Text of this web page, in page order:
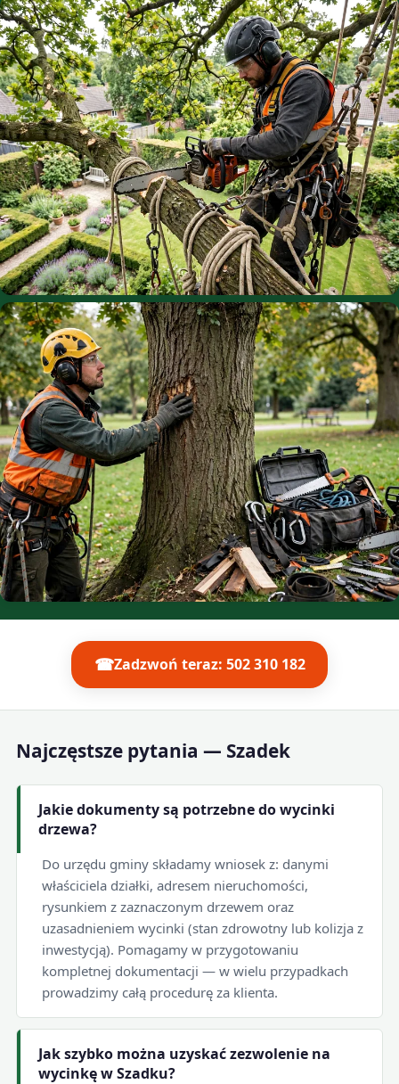
☎Zadzwoń teraz: 502 310 182
Najczęstsze pytania — Szadek
Jakie dokumenty są potrzebne do wycinki
drzewa?
Do urzędu gminy składamy wniosek z: danymi
właściciela działki, adresem nieruchomości,
rysunkiem z zaznaczonym drzewem oraz
uzasadnieniem wycinki (stan zdrowotny lub kolizja z
inwestycją). Pomagamy w przygotowaniu
kompletnej dokumentacji — w wielu przypadkach
prowadzimy całą procedurę za klienta.
Jak szybko można uzyskać zezwolenie na
wycinkę w Szadku?